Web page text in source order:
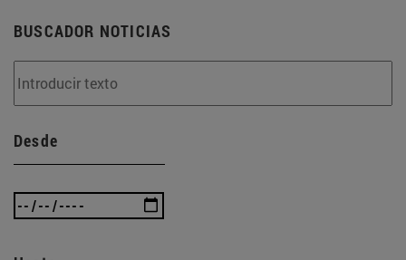
BUSCADOR NOTICIAS
Desde